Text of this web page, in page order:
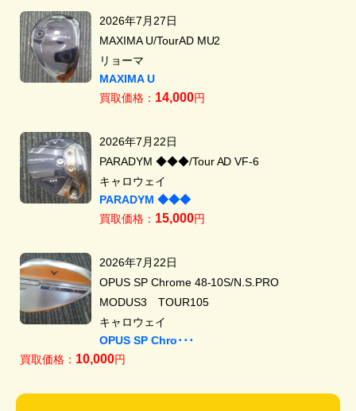
2026年7月27日
MAXIMA U/TourAD MU2
リョーマ
MAXIMA U
買取価格： 14,000円
2026年7月22日
PARADYM ◆◆◆/Tour AD VF-6
キャロウェイ
PARADYM ◆◆◆
買取価格： 15,000円
2026年7月22日
OPUS SP Chrome 48-10S/N.S.PRO
MODUS3 TOUR105
キャロウェイ
OPUS SP Chro･･･
買取価格： 10,000円